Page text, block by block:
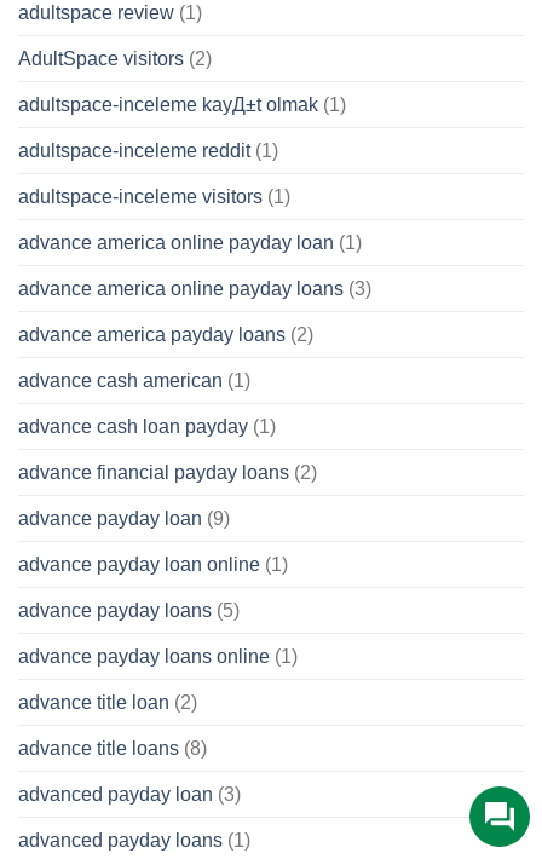
adultspace review (1)
AdultSpace visitors (2)
adultspace-inceleme kayД±t olmak (1)
adultspace-inceleme reddit(1)
adultspace-inceleme visitors (1)
advance america online payday loan (1)
advance america online payday loans (3)
advance america payday loans (2)
advance cash american (1)
advance cash loan payday (1)
advance financial payday loans (2)
advance payday loan (9)
advance payday loan online (1)
advance payday loans (5)
advance payday loans online (1)
advance title loan (2)
advance title loans (8)
advanced payday loan (3)
advanced payday loans (1)